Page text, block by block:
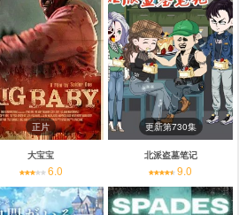
正片
大宝宝
6.0
更新第730集
北派盗墓笔记
9.0